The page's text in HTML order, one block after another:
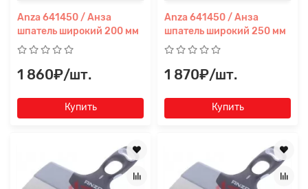
Anza 641450 / Анза
шпатель широкий 200 мм
1 860₽/шт.
Купить
Anza 641450 / Анза
шпатель широкий 250 мм
1 870₽/шт.
Купить